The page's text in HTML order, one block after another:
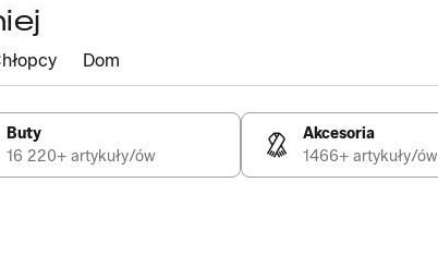
Dom
Buty
16 220+ artykuły/ów
Akcesoria
1466+ artykuły/ów